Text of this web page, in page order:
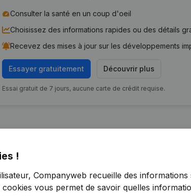
Consulter la santé en un coup d'oeil
Choisissez des informations rapides ou des détails
Recevez des mises à jour sur les développements
Essayer gratuitement Découvrir plus
Essai gratuit de 7 jours, aucune carte de crédit requise.
!
Companyweb recueille des
cookies vous permet de savoir quelles